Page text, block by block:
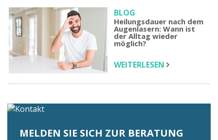
BLOG
Heilungsdauer nach dem
Augenlasern: Wann ist
der Alltag wieder
möglich?
WEITERLESEN
MELDEN SIE SICH ZUR BERATUNG